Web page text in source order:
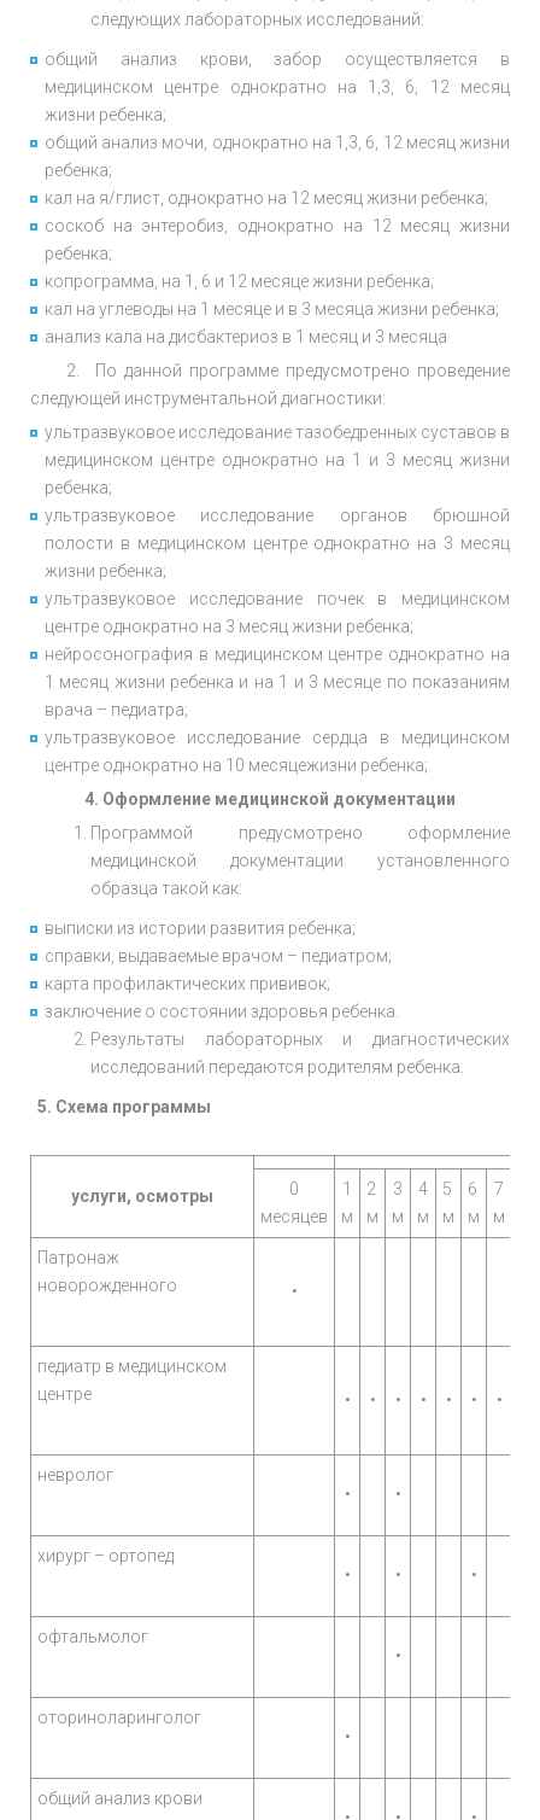
следующих лабораторных исследований:
общий анализ крови, забор осуществляется в
медицинском центре однократно на 1,3, 6, 12 месяц
жизни ребенка;
общий анализ мочи, однократно на 1,3, 6, 12 месяц жизни
ребенка;
кал на я/глист, однократно на 12 месяц жизни ребенка;
соскоб на энтеробиз, однократно на 12 месяц жизни
ребенка;
копрограмма, на 1, 6 и 12 месяцежизни ребенка;
кал на углеводы на 1 месяце и в 3 месяца жизни ребенка;
анализ кала на дисбактериоз в 1 месяц и 3 месяца
2. По данной программе предусмотрено проведение
следующей инструментальной диагностики:
ультразвуковое исследование тазобедренных суставов в
медицинском центре однократно на 1 и 3 месяц жизни
ребенка;
ультразвуковое исследование органов брюшной
полости в медицинском центре однократно на 3 месяц
жизни ребенка;
ультразвуковое исследование почек в медицинском
центре однократно на 3 месяц жизни ребенка;
нейросонография в медицинском центре однократно на
1 месяц жизни ребенка и на 1 и 3 месяце по показаниям
врача – педиатра;
ультразвуковое исследование сердца в медицинском
центре однократно на 10 месяцежизни ребенка;
4. Оформление медицинской документации
Программой предусмотрено оформление
медицинской документации установленного
образца такой как:
выписки из истории развития ребенка;
справки, выдаваемые врачом – педиатром;
карта профилактических прививок;
заключение о состоянии здоровья ребенка.
Результаты лабораторных и диагностических
исследований передаются родителям ребенка.
5. Схема программы
услуги, осмотры
0
месяцев
1
м
2
м
3
м
4
м
5
м
6
м
7
м
Патронаж
новорожденного
•
педиатр в медицинском
центре
• • • • • • •
невролог
•
•
хирург – ортопед
•
• •
офтальмолог
•
оториноларинголог
•
общий анализ крови